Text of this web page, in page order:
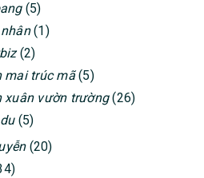
(5)
(1)
(2)
mai trúc mã(5)
xuân vườn trường(26)
(5)
(20)